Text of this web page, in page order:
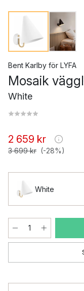
Bent Karlby för LYFA
Mosaik
White
2 659 kr
3 699 kr (-28%)
White